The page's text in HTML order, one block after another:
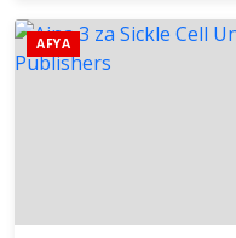
AFYA